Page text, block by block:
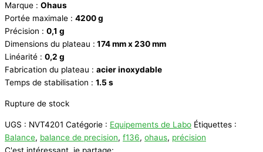
Marque : Ohaus
Portée maximale : 4200 g
Précision : 0,1 g
Dimensions du plateau : 174 mm x 230 mm
Linéarité : 0,2 g
Fabrication du plateau : acier inoxydable
Temps de stabilisation : 1.5 s
Rupture de stock
UGS : NVT4201 Catégorie : Equipements de Labo Étiquettes :
Balance, balance de precision, f136, ohaus, précision
C'est intéressant, je partage: